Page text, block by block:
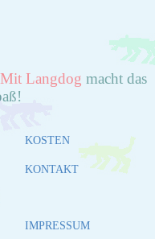
Mit Langdog macht das
KOSTEN
KONTAKT
IMPRESSUM